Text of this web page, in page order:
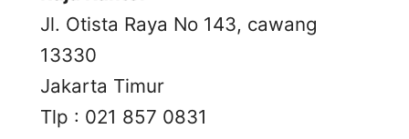
Jl. Otista Raya No 143, cawang
13330
Jakarta Timur
Tlp : 021 857 0831